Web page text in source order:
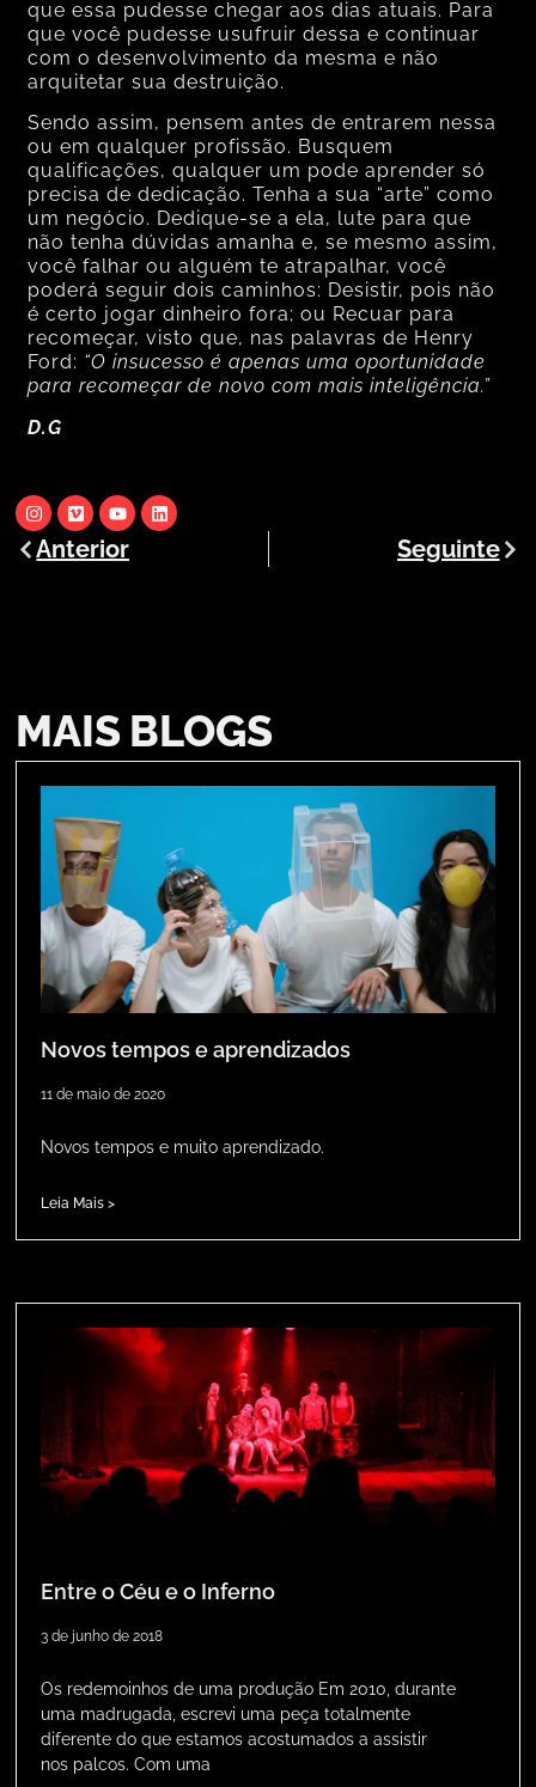
que essa pudesse chegar aos dias atuais. Para
que você pudesse usufruir dessa e continuar
com o desenvolvimento da mesma e não
arquitetar sua destruição.
Sendo assim, pensem antes de entrarem nessa
ou em qualquer profissão. Busquem
qualificações, qualquer um pode aprender só
precisa de dedicação. Tenha a sua “arte” como
um negócio. Dedique-se a ela, lute para que
não tenha dúvidas amanha e, se mesmo assim,
você falhar ou alguém te atrapalhar, você
poderá seguir dois caminhos: Desistir, pois não
é certo jogar dinheiro fora; ou Recuar para
recomeçar, visto que, nas palavras de Henry
Ford: “O insucesso é apenas uma oportunidade
para recomeçar de novo com mais inteligência.”
D.G
Anterior Seguinte
MAIS BLOGS
Novos tempos e aprendizados
11 de maio de 2020
Novos tempos e muito aprendizado.
Leia Mais >
Entre o Céu e o Inferno
3 de junho de 2018
Os redemoinhos de uma produção Em 2010, durante
uma madrugada, escrevi uma peça totalmente
diferente do que estamos acostumados a assistir
nos palcos. Com uma